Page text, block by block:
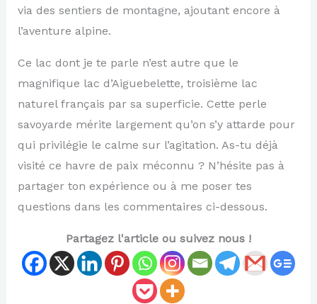
via des sentiers de montagne, ajoutant encore à
l’aventure alpine.
Ce lac dont je te parle n’est autre que le
magnifique lac d’Aiguebelette, troisième lac
naturel français par sa superficie. Cette perle
savoyarde mérite largement qu’on s’y attarde pour
qui privilégie le calme sur l’agitation. As-tu déjà
visité ce havre de paix méconnu ? N’hésite pas à
partager ton expérience ou à me poser tes
questions dans les commentaires ci-dessous.
Partagez l'article ou suivez nous !